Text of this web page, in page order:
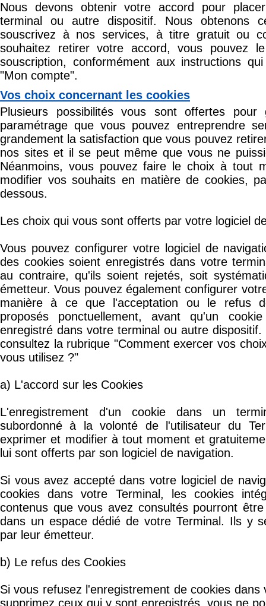
Nous devons obtenir votre accord pour
terminal ou autre dispositif. Nous obtenons
souscrivez à nos services, à titre gratuit ou
souhaitez retirer votre accord, vous pouvez
souscription, conformément aux instructions
"Mon compte".
Vos choix concernant les cookies
Plusieurs possibilités vous sont offertes
paramétrage que vous pouvez entreprendre
grandement la satisfaction que vous pouvez
nos sites et il se peut même que vous ne
Néanmoins, vous pouvez faire le choix à tout
modifier vos souhaits en matière de cookies,
dessous.
Les choix qui vous sont offerts par votre logiciel
Vous pouvez configurer votre logiciel de
des cookies soient enregistrés dans votre
au contraire, qu'ils soient rejetés, soit
émetteur. Vous pouvez également configurer
manière à ce que l'acceptation ou le refus
proposés ponctuellement, avant qu'un
enregistré dans votre terminal ou autre
consultez la rubrique "Comment exercer vos
vous utilisez ?"
a) L'accord sur les Cookies
L'enregistrement d'un cookie dans un
subordonné à la volonté de l'utilisateur du
exprimer et modifier à tout moment et
lui sont offerts par son logiciel de navigation.
Si vous avez accepté dans votre logiciel de
cookies dans votre Terminal, les cookies
contenus que vous avez consultés pourront
dans un espace dédié de votre Terminal. Ils y
par leur émetteur.
b) Le refus des Cookies
Si vous refusez l'enregistrement de cookies
supprimez ceux qui y sont enregistrés, vous ne